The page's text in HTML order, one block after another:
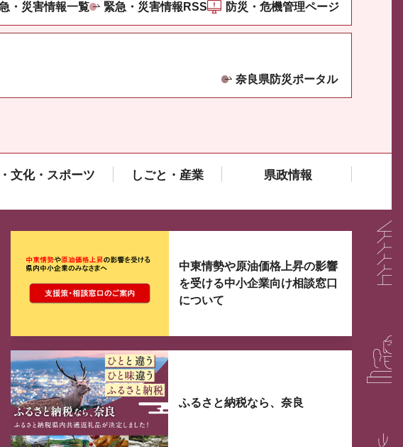
・災害情報一覧 緊急・災害情報RSS 防災・危機管理ページ
奈良県防災ポータル
文化・スポーツ しごと・産業 県政情報
ここから最大3つずつ情報が表示されるスライダーがあります。
中東情勢や原油価格上昇の影響
を受ける中小企業向け相談窓口
について
ふるさと納税なら、奈良